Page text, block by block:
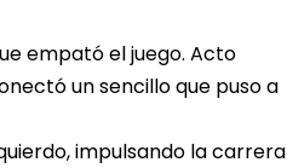
empató el juego. Acto
un sencillo que puso a
, impulsando la carrera